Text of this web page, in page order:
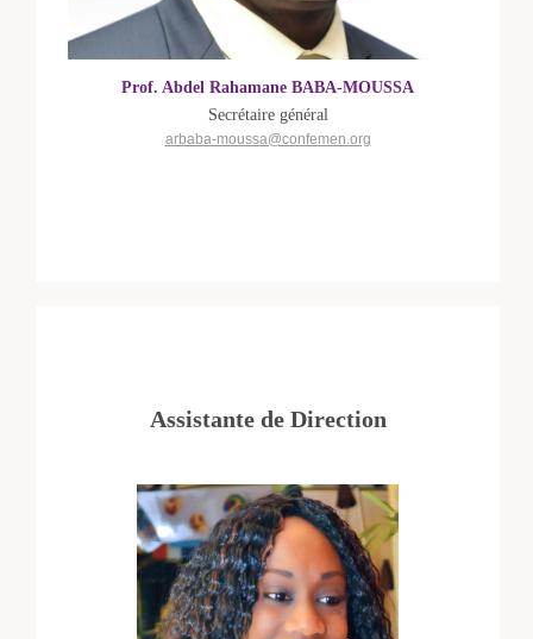
Prof. Abdel Rahamane BABA-MOUSSA
Secrétaire général
arbaba-moussa@confemen.org
Assistante de Direction